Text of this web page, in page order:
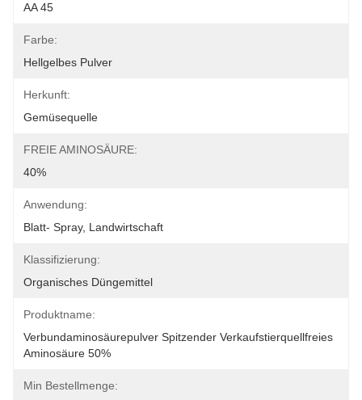
AA 45
Farbe:
Hellgelbes Pulver
Herkunft:
Gemüsequelle
FREIE AMINOSÄURE:
40%
Anwendung:
Blatt- Spray, Landwirtschaft
Klassifizierung:
Organisches Düngemittel
Produktname:
Verbundaminosäurepulver Spitzender Verkaufstierquellfreies
Aminosäure 50%
Min Bestellmenge: